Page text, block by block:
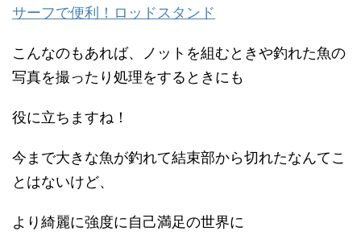
サーフで便利！ロッドスタンド
こんなのもあれば、ノットを組むときや釣れた魚の
写真を撮ったり処理をするときにも
役に立ちますね！
今まで大きな魚が釣れて結束部から切れたなんてこ
とはないけど、
より綺麗に強度に自己満足の世界に